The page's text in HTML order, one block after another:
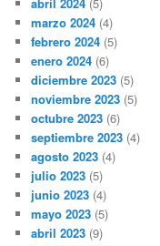
marzo 2024 (4)
febrero 2024 (5)
enero 2024 (6)
diciembre 2023 (5)
noviembre 2023 (5)
octubre 2023 (6)
septiembre 2023 (4)
agosto 2023 (4)
julio 2023 (5)
junio 2023 (4)
mayo 2023 (5)
abril 2023 (9)